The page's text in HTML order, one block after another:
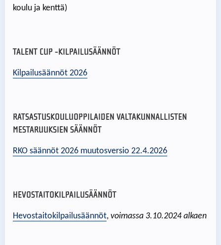
koulu ja kenttä)
TALENT CUP -KILPAILUSÄÄNNÖT
Kilpailusäännöt 2026
RATSASTUSKOULUOPPILAIDEN VALTAKUNNALLISTEN
MESTARUUKSIEN SÄÄNNÖT
RKO säännöt 2026 muutosversio 22.4.2026
HEVOSTAITOKILPAILUSÄÄNNÖT
Hevostaitokilpailusäännöt, voimassa 3.10.2024 alkaen